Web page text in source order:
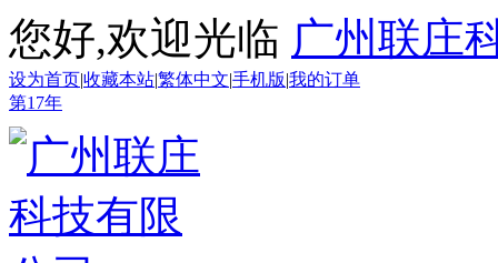
您好,欢迎光临 广州联庄
设为首页|收藏本站|繁体中文|手机版|我的订单
第17年